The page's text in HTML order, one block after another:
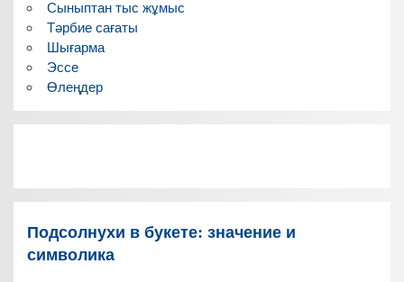
Сыныптан тыс жұмыс
Тәрбие сағаты
Шығарма
Эссе
Өлеңдер
Подсолнухи в букете: значение и
символика